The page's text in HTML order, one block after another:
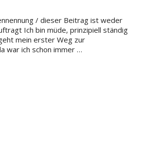
/ dieser Beitrag ist weder
Ich bin müde, prinzipiell ständig
mein erster Weg zur
war ich schon immer …